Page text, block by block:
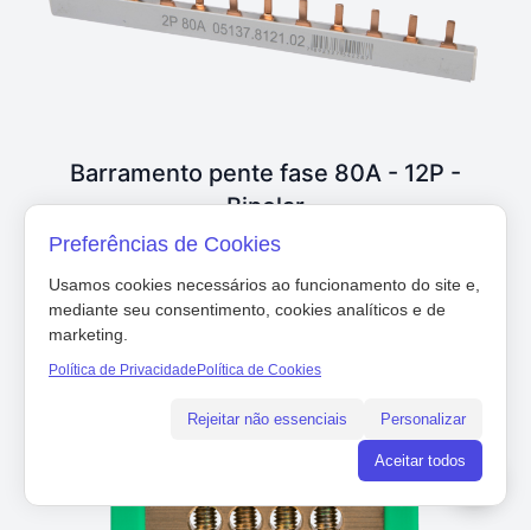
Barramento pente fase 80A - 12P -
Bipolar
VER DETALHES
Preferências de Cookies
Usamos cookies necessários ao funcionamento do site e,
mediante seu consentimento, cookies analíticos e de
marketing.
Política de Privacidade Política de Cookies
Rejeitar não essenciais Personalizar
Aceitar todos